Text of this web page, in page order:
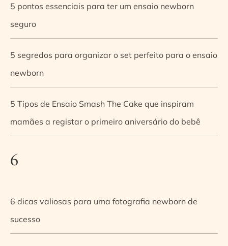
5 pontos essenciais para ter um ensaio newborn
seguro
5 segredos para organizar o set perfeito para o ensaio
newborn
5 Tipos de Ensaio Smash The Cake que inspiram
mamães a registar o primeiro aniversário do bebê
6
6 dicas valiosas para uma fotografia newborn de
sucesso